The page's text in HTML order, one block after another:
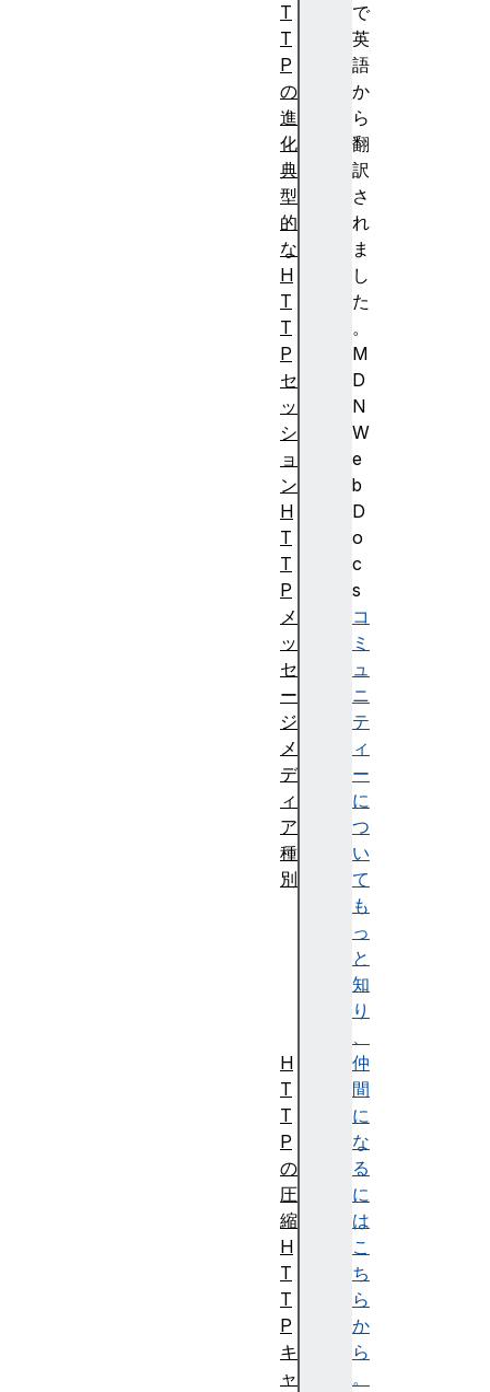
で
英
語
か
ら
翻
訳
さ
れ
ま
し
た
。
M
D
N
W
e
b
D
o
c
s
コ
ミ
ュ
ニ
テ
ィ
ー
に
つ
い
て
も
っ
と
知
り
、
仲
間
に
な
る
に
は
こ
ち
ら
か
ら
。
T
T
P
の
進
化
典
型
的
な
H
T
T
P
セ
ッ
シ
ョ
ン
H
T
T
P
メ
ッ
セ
ー
ジ
メ
デ
ィ
ア
種
別
H
T
T
P
の
圧
縮
H
T
T
P
キ
ャ